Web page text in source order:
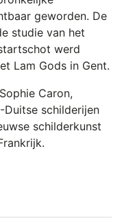
geworden. De
studie van het
werd
Lam Gods in Gent.
Caron,
schilderijen
schilderkunst